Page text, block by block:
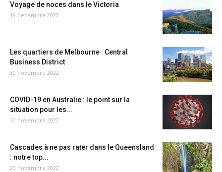
Voyage de noces dans le Victoria
19 décembre 2022
Les quartiers de Melbourne : Central
Business District
30 novembre 2022
COVID-19 en Australie : le point sur la
situation pour les...
30 novembre 2022
Cascades à ne pas rater dans le Queensland
: notre top...
23 novembre 2022